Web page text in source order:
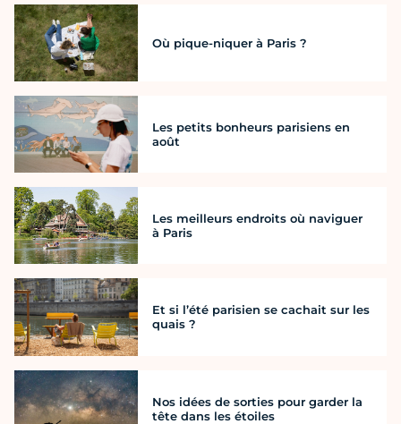
Où pique-niquer à Paris ?
Les petits bonheurs parisiens en
août
Les meilleurs endroits où naviguer
à Paris
Et si l’été parisien se cachait sur les
quais ?
Nos idées de sorties pour garder la
tête dans les étoiles